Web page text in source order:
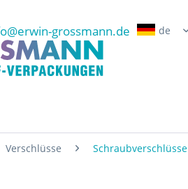
grossmann.de
Verschlüsse Schraubverschlüsse